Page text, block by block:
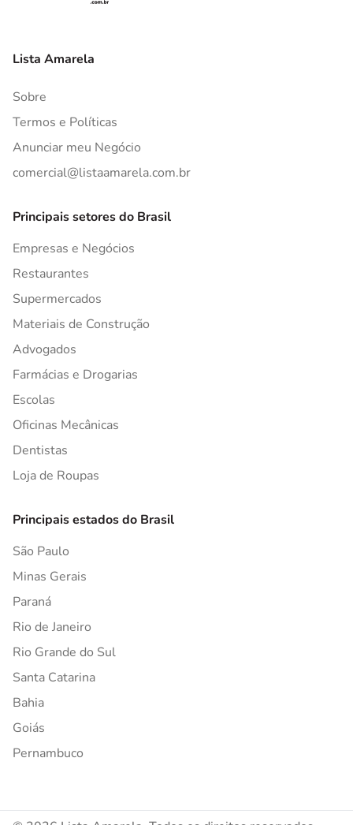
Lista Amarela
Sobre
Termos e Políticas
Anunciar meu Negócio
comercial@listaamarela.com.br
Principais setores do Brasil
Empresas e Negócios
Restaurantes
Supermercados
Materiais de Construção
Advogados
Farmácias e Drogarias
Escolas
Oficinas Mecânicas
Dentistas
Loja de Roupas
Principais estados do Brasil
São Paulo
Minas Gerais
Paraná
Rio de Janeiro
Rio Grande do Sul
Santa Catarina
Bahia
Goiás
Pernambuco